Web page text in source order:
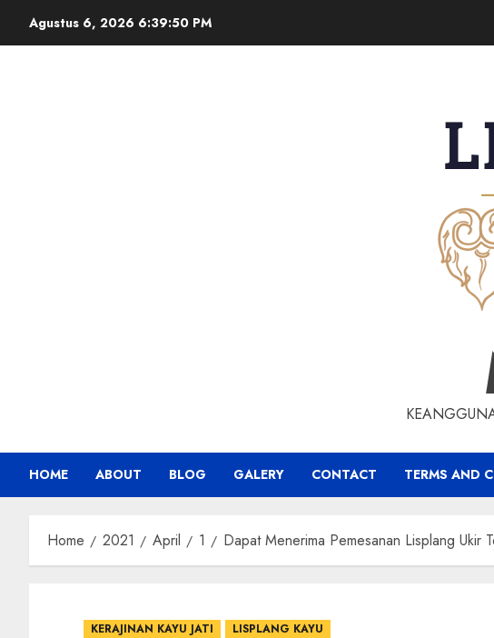
Agustus 6, 2026 6:39:51 PM
HOME ABOUT BLOG GALERY CONTACT TERMS AND
Home 2021 April 1 Dapat Menerima Pemesanan Lisplang Ukir
KERAJINAN KAYU JATI LISPLANG KAYU